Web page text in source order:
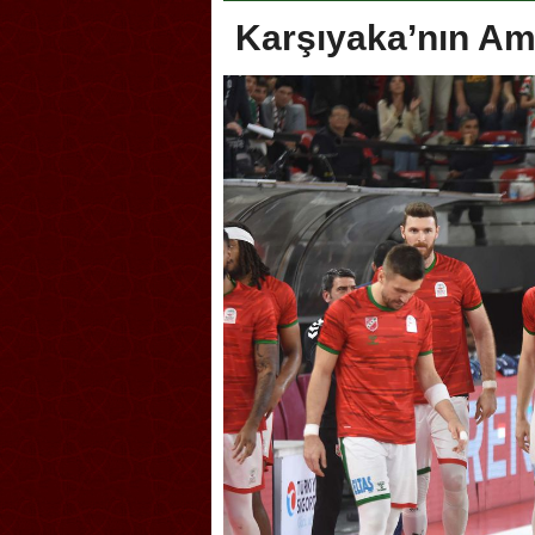
Karşıyaka’nın
Akçakoca, Geleneksel
Şampiyonası’na ev